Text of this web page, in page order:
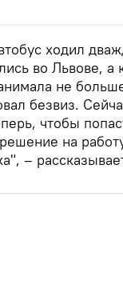
ходил
во Львове, а
не
безвиз.
чтобы
на
–